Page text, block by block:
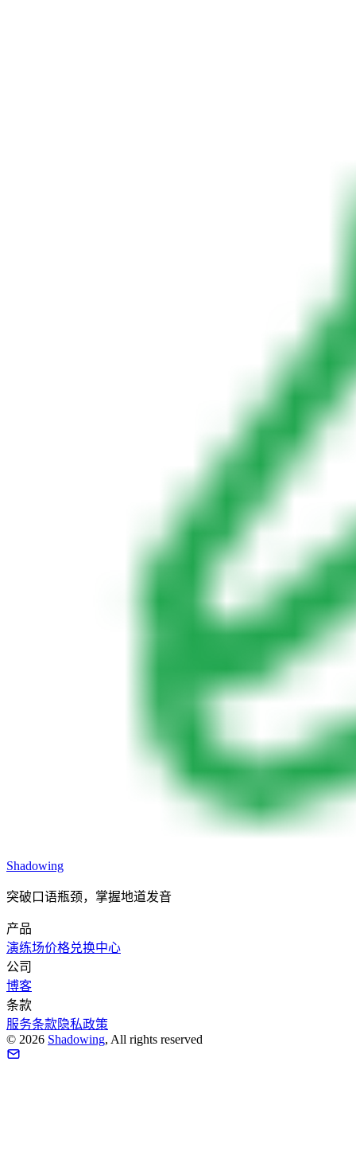
Shadowing
突破口语瓶颈，掌握地道发音
产品
演练场价格兑换中心
公司
博客
条款
服务条款隐私政策
© 2026 Shadowing, All rights reserved